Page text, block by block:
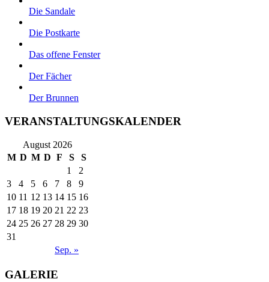
Die Sandale
Die Postkarte
Das offene Fenster
Der Fächer
Der Brunnen
VERANSTALTUNGSKALENDER
August 2026
M D M D F S S
Sep. »
1
2
3
4 5 6 7 8
9
10 11 12 13 14 15 16
17 18 19 20 21 22 23
24 25 26 27 28 29 30
31
GALERIE